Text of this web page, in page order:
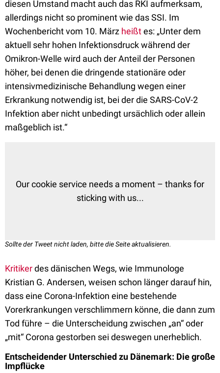
diesen Umstand macht auch das RKI aufmerksam,
allerdings nicht so prominent wie das SSI. Im
Wochenbericht vom 10. März heißtes: „Unter dem
aktuell sehr hohen Infektionsdruck während der
Omikron-Welle wird auch der Anteil der Personen
höher, bei denen die dringende stationäre oder
intensivmedizinische Behandlung wegen einer
Erkrankung notwendig ist, bei der die SARS-CoV-2
Infektion aber nicht unbedingt ursächlich oder allein
maßgeblich ist.“
Our cookie service needs a moment – thanks for
sticking with us...
Sollte der Tweet nicht laden, bitte die Seite aktualisieren.
Kritikerdes dänischen Wegs, wie Immunologe
Kristian G. Andersen, weisen schon länger darauf hin,
dass eine Corona-Infektion eine bestehende
Vorerkrankungen verschlimmern könne, die dann zum
Tod führe – die Unterscheidung zwischen „an“ oder
„mit“ Corona gestorben sei deswegen unerheblich.
Entscheidender Unterschied zu Dänemark: Die große
Impflücke